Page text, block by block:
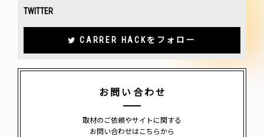
TWITTER
CARRER HACKをフォロー
お問い合わせ
取材のご依頼やサイトに関する
お問い合わせはこちらから